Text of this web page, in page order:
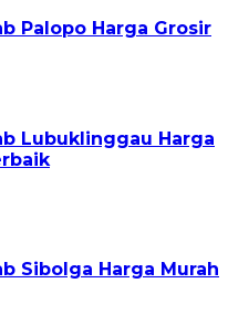
Palopo Harga Grosir
Lubuklinggau Harga
Sibolga Harga Murah